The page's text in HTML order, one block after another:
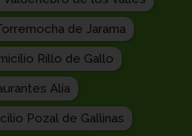
de Jarama
Rillo de Gallo
Alía
Pozal de Gallinas